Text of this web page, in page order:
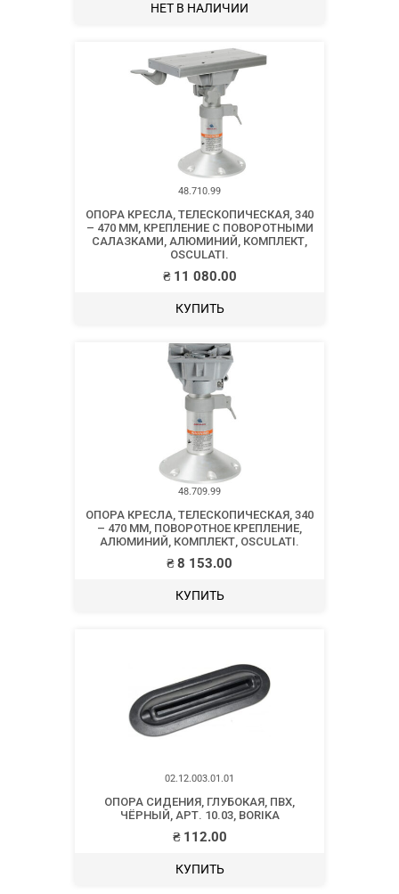
НЕТ В НАЛИЧИИ
48.710.99
ОПОРА КРЕСЛА, ТЕЛЕСКОПИЧЕСКАЯ, 340
– 470 ММ, КРЕПЛЕНИЕ С ПОВОРОТНЫМИ
САЛАЗКАМИ, АЛЮМИНИЙ, КОМПЛЕКТ,
OSCULATI.
₴11 080.00
КУПИТЬ
48.709.99
ОПОРА КРЕСЛА, ТЕЛЕСКОПИЧЕСКАЯ, 340
– 470 ММ, ПОВОРОТНОЕ КРЕПЛЕНИЕ,
АЛЮМИНИЙ, КОМПЛЕКТ, OSCULATI.
₴8 153.00
КУПИТЬ
02.12.003.01.01
ОПОРА СИДЕНИЯ, ГЛУБОКАЯ, ПВХ,
ЧЁРНЫЙ, АРТ. 10.03, BORIKA
₴112.00
КУПИТЬ